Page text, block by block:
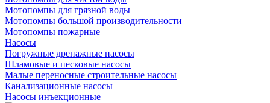
Мотопомпы для грязной воды
Мотопомпы большой производительности
Мотопомпы пожарные
Насосы
Погружные дренажные насосы
Шламовые и песковые насосы
Малые переносные строительные насосы
Канализационные насосы
Насосы инъекционные